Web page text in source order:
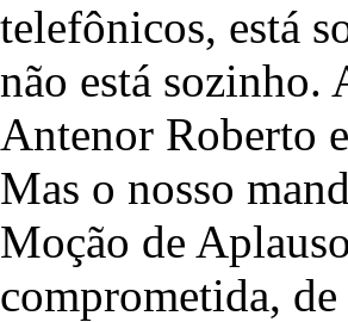
telefônicos, está
não está sozinho.
Antenor Roberto
Mas o nosso
Moção de
comprometida,